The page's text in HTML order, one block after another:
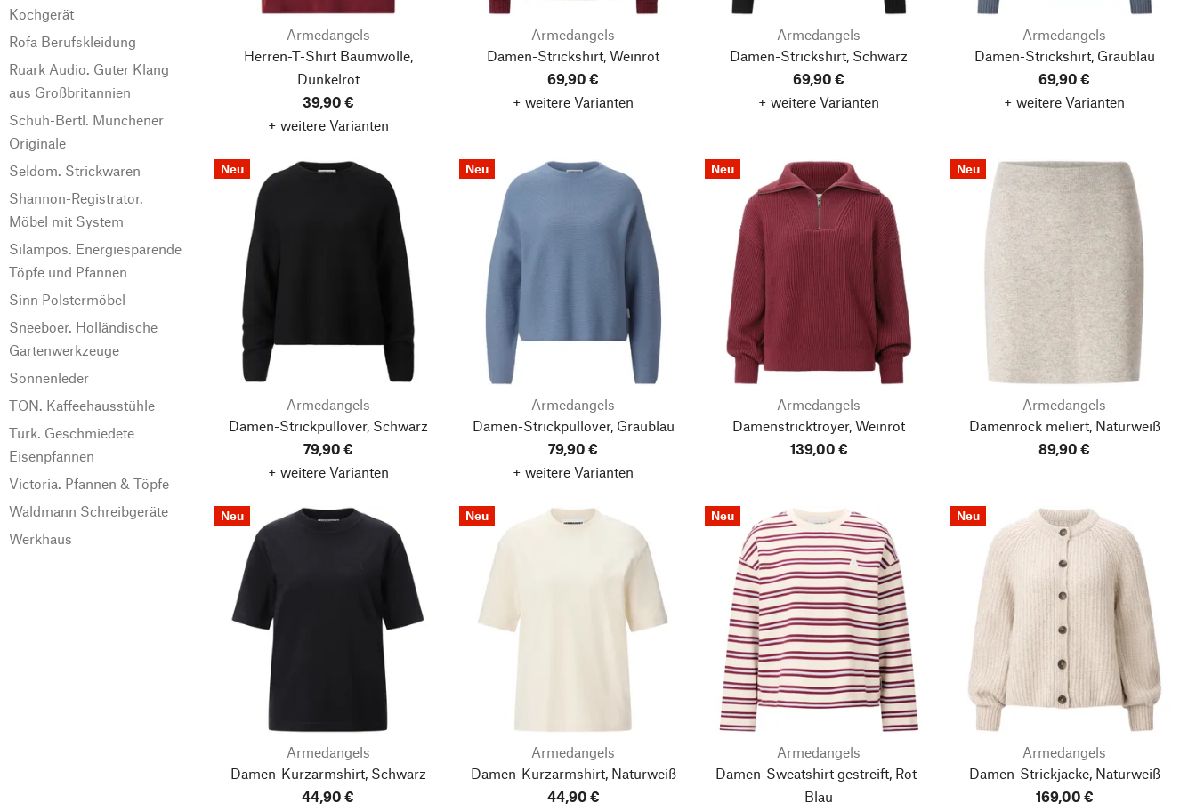
Kochgerät
Rofa Berufskleidung
Ruark Audio. Guter Klang
aus Großbritannien
Schuh-Bertl. Münchener
Originale
Seldom. Strickwaren
Shannon-Registrator.
Möbel mit System
Silampos. Energiesparende
Töpfe und Pfannen
Sinn Polstermöbel
Sneeboer. Holländische
Gartenwerkzeuge
Sonnenleder
TON. Kaffeehausstühle
Turk. Geschmiedete
Eisenpfannen
Victoria. Pfannen & Töpfe
Waldmann Schreibgeräte
Werkhaus
Armedangels
Herren-T-Shirt Baumwolle,
Dunkelrot
39,90 €
+ weitere Varianten
Armedangels
Damen-Strickshirt, Weinrot
69,90 €
+ weitere Varianten
Armedangels
Damen-Strickshirt, Schwarz
69,90 €
+ weitere Varianten
Armedangels
Damen-Strickshirt, Graublau
69,90 €
+ weitere Varianten
Neu
Armedangels
Damen-Strickpullover, Schwarz
79,90 €
+ weitere Varianten
Neu
Armedangels
Damen-Strickpullover, Graublau
79,90 €
+ weitere Varianten
Neu
Armedangels
Damenstricktroyer, Weinrot
139,00 €
Neu
Armedangels
Damenrock meliert, Naturweiß
89,90 €
Neu
Armedangels
Damen-Kurzarmshirt, Schwarz
44,90 €
Neu
Armedangels
Damen-Kurzarmshirt, Naturweiß
44,90 €
Neu
Armedangels
Damen-Sweatshirt gestreift, Rot-
Blau
Neu
Armedangels
Damen-Strickjacke, Naturweiß
169,00 €